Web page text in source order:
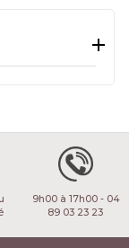
9h00 à 17h00 - 04
89 03 23 23